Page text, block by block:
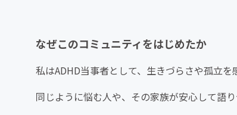
なぜこのコミュニティをはじめたか
私はADHD当事者として、生きづらさや孤立を
同じように悩む人や、その家族が安心して語